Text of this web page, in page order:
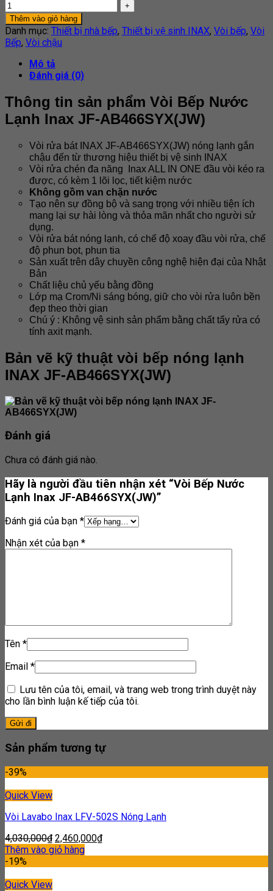
Thêm vào giỏ hàng
Danh mục: Thiết bị nhà bếp, Thiết bị vệ sinh INAX, Vòi bếp, Vòi
Bếp, Vòi chậu
Mô tả
Đánh giá (0)
Thông tin sản phẩm Vòi Bếp Nước
Lạnh Inax JF-AB466SYX(JW)
Vòi rửa bát INAX JF-AB466SYX(JW) nóng lạnh gắn
chậu đến từ thương hiệu thiết bị vệ sinh INAX
Vòi rửa chén đa năng Inax ALL IN ONE đầu vòi kéo ra
được, có kèm 1 lõi lọc, tiết kiệm nước
Không gồm van chặn nước
Tạo nên sự đồng bộ và sang trọng với nhiều tiện ích
mang lại sự hài lòng và thỏa mãn nhất cho người sử
dụng.
Vòi rửa bát nóng lạnh, có chế độ xoay đầu vòi rửa, chế
độ phun bọt, phun tia
Sản xuất trên dây chuyền công nghệ hiện đại của Nhật
Bản
Chất liệu chủ yếu bằng đồng
Lớp mạ Crom/Ni sáng bóng, giữ cho vòi rửa luôn bền
đẹp theo thời gian
Chú ý : Không vệ sinh sản phẩm bằng chất tẩy rửa có
tính axit mạnh.
Bản vẽ kỹ thuật vòi bếp nóng lạnh
INAX JF-AB466SYX(JW)
Đánh giá
Chưa có đánh giá nào.
Hãy là người đầu tiên nhận xét “Vòi Bếp Nước
Lạnh Inax JF-AB466SYX(JW)”
Đánh giá của bạn *
Nhận xét của bạn *
Tên *
Email *
Lưu tên của tôi, email, và trang web trong trình duyệt này
cho lần bình luận kế tiếp của tôi.
Sản phẩm tương tự
-39%
Quick View
Vòi Lavabo Inax LFV-502S Nóng Lạnh
4,030,000₫ 2,460,000₫
Thêm vào giỏ hàng
-19%
Quick View